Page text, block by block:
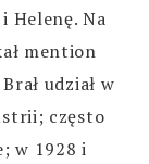
Helenę. Na
mention
udział w
często
w 1928 i